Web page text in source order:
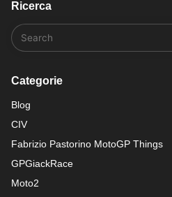
Ricerca
Categorie
Blog
CIV
Fabrizio Pastorino MotoGP Things
GPGiackRace
Moto2